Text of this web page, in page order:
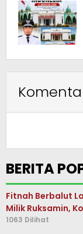
BERITA
Fitnah Berbalut
Milik Ruksamin,
1063 Dilihat